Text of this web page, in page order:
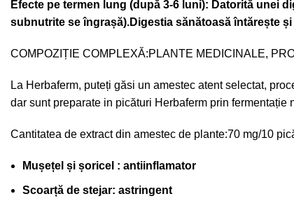
Efecte pe termen lung (după 3-6 luni): Datorită unei
subnutrite se îngrașă).Digestia sănătoasă întărește
COMPOZIȚIE COMPLEXĂ:PLANTE MEDICINALE,
La Herbaferm, puteți găsi un amestec atent selectat,
dar sunt preparate in picături Herbaferm prin fermentație
Cantitatea de extract din amestec de plante:70 mg/10
Mușețel și șoricel : antiinflamator
Scoarță de stejar: astringent